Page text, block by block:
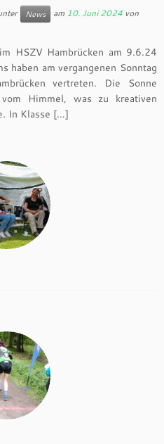
News am 10. Juni 2024 von
HSZV Hambrücken am 9.6.24
haben am vergangenen Sonntag
vertreten. Die Sonne
Himmel, was zu kreativen
In Klasse […]